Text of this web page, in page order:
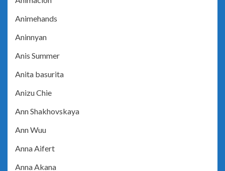
Animehands
Aninnyan
Anis Summer
Anita basurita
Anizu Chie
Ann Shakhovskaya
Ann Wuu
Anna Aifert
Anna Akana